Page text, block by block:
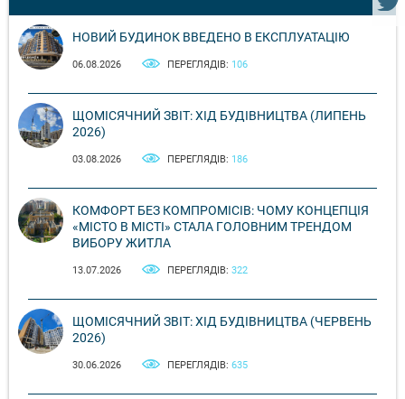
НОВИЙ БУДИНОК ВВЕДЕНО В ЕКСПЛУАТАЦІЮ
06.08.2026 ПЕРЕГЛЯДІВ: 106
ЩОМІСЯЧНИЙ ЗВІТ: ХІД БУДІВНИЦТВА (ЛИПЕНЬ
2026)
03.08.2026 ПЕРЕГЛЯДІВ: 186
КОМФОРТ БЕЗ КОМПРОМІСІВ: ЧОМУ КОНЦЕПЦІЯ
«МІСТО В МІСТІ» СТАЛА ГОЛОВНИМ ТРЕНДОМ
ВИБОРУ ЖИТЛА
13.07.2026 ПЕРЕГЛЯДІВ: 322
ЩОМІСЯЧНИЙ ЗВІТ: ХІД БУДІВНИЦТВА (ЧЕРВЕНЬ
2026)
30.06.2026 ПЕРЕГЛЯДІВ: 635